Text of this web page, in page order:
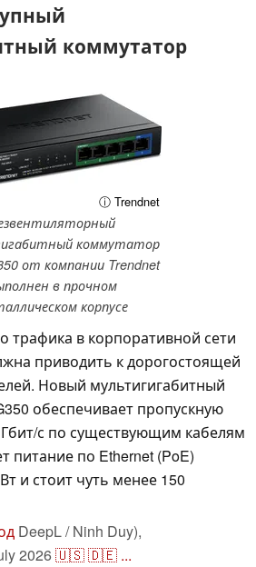
коммутатор
ⓘ Trendnet
коммутатор
от компании Trendnet
в прочном
корпусе
трафика в корпоративной сети
приводить к дорогостоящей
Новый мультигигабитный
обеспечивает пропускную
с по существующим кабелям
питание по Ethernet (PoE)
и стоит чуть менее 150
DeepL / Ninh Duy),
2026🇺🇸🇩🇪 ...